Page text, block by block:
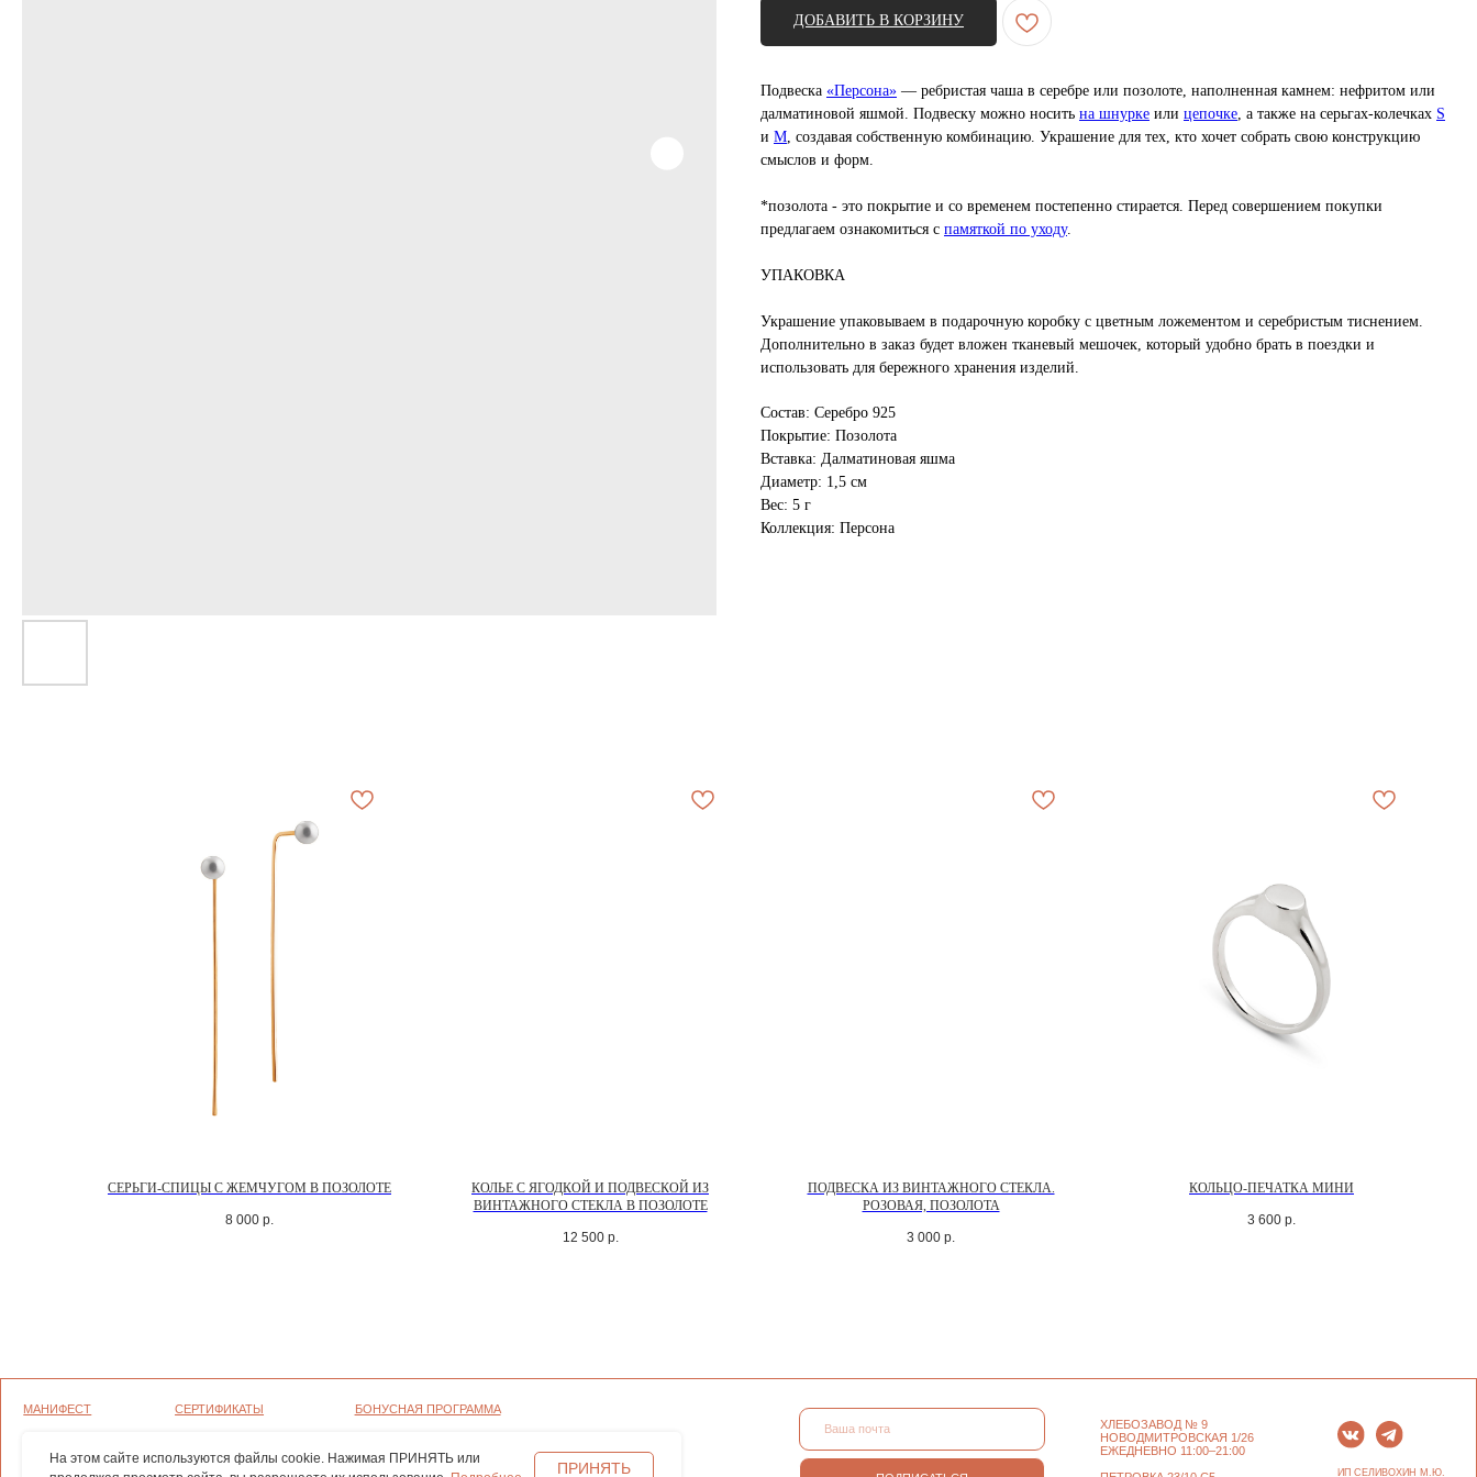
ДОБАВИТЬ В КОРЗИНУ
Подвеска «Персона» — ребристая чаша в серебре или позолоте, наполненная камнем: нефритом или
далматиновой яшмой. Подвеску можно носить на шнурке или цепочке, а также на серьгах-колечках S
и M, создавая собственную комбинацию. Украшение для тех, кто хочет собрать свою конструкцию
смыслов и форм.
*позолота - это покрытие и со временем постепенно стирается. Перед совершением покупки
предлагаем ознакомиться с памяткой по уходу.
УПАКОВКА
Украшение упаковываем в подарочную коробку с цветным ложементом и серебристым тиснением.
Дополнительно в заказ будет вложен тканевый мешочек, который удобно брать в поездки и
использовать для бережного хранения изделий.
Состав: Серебро 925
Покрытие: Позолота
Вставка: Далматиновая яшма
Диаметр: 1,5 см
Вес: 5 г
Коллекция: Персона
СЕРЬГИ-СПИЦЫ С ЖЕМЧУГОМ В ПОЗОЛОТЕ
8 000 р.
КОЛЬЕ С ЯГОДКОЙ И ПОДВЕСКОЙ ИЗ
ВИНТАЖНОГО СТЕКЛА В ПОЗОЛОТЕ
12 500 р.
ПОДВЕСКА ИЗ ВИНТАЖНОГО СТЕКЛА.
РОЗОВАЯ, ПОЗОЛОТА
3 000 р.
КОЛЬЦО-ПЕЧАТКА МИНИ
3 600 р.
На этом сайте используются файлы cookie. Нажимая ПРИНЯТЬ или
ПРИНЯТЬ